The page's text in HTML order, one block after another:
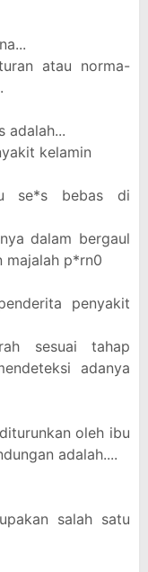
atau norma-
adalah...
kelamin
se*s bebas di
dalam bergaul
majalah p*rn0
penyakit
sesuai tahap
adanya
oleh ibu
adalah....
salah satu